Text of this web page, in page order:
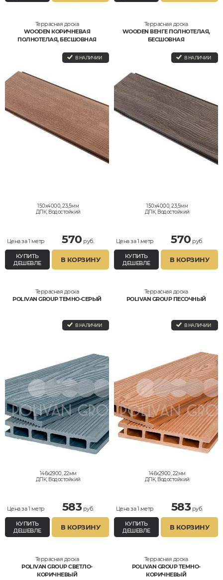
Террасная доска
WOODEN КОРИЧНЕВАЯ
ПОЛНОТЕЛАЯ, БЕСШОВНАЯ
В НАЛИЧИИ
150x4000, 23,5мм
ДПК, Водостойкий
Цена за 1 метр 570 руб.
КУПИТЬ
ДЕШЕВЛЕ
В КОРЗИНУ
Террасная доска
WOODEN ВЕНГЕ ПОЛНОТЕЛАЯ,
БЕСШОВНАЯ
В НАЛИЧИИ
150x4000, 23,5мм
ДПК, Водостойкий
Цена за 1 метр 570 руб.
КУПИТЬ
ДЕШЕВЛЕ
В КОРЗИНУ
Террасная доска
POLIVAN GROUP ТЕМНО-СЕРЫЙ
В НАЛИЧИИ
146x2900, 22мм
ДПК, Водостойкий
Цена за 1 метр 583руб.
КУПИТЬ
ДЕШЕВЛЕ
В КОРЗИНУ
Террасная доска
POLIVAN GROUP ПЕСОЧНЫЙ
В НАЛИЧИИ
146x2900, 22мм
ДПК, Водостойкий
Цена за 1 метр 583руб.
КУПИТЬ
ДЕШЕВЛЕ
В КОРЗИНУ
Террасная доска
POLIVAN GROUP СВЕТЛО-
КОРИЧНЕВЫЙ
Террасная доска
POLIVAN GROUP ТЕМНО-
КОРИЧНЕВЫЙ